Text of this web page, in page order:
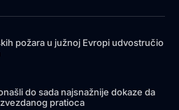
požara u južnoj Evropi udvostručio
do sada najsnažnije dokaze da
pratioca